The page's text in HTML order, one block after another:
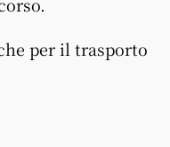
per il trasporto